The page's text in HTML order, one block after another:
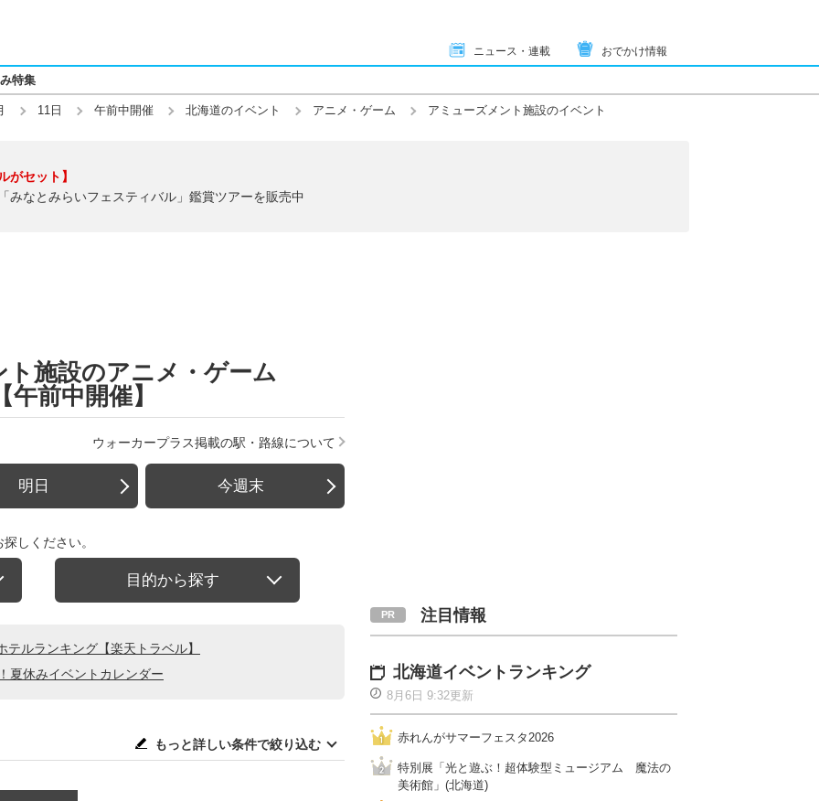
ニュース・連載 おでかけ情報
特集
11日 午前中開催 北海道のイベント アニメ・ゲーム アミューズメント施設のイベント
がセット】
みなとみらいフェスティバル」鑑賞ツアーを販売中
施設のアニメ・ゲーム
前中開催】
ウォーカープラス掲載の駅・路線について
明日 今週末
しください。
目的から探す
ルランキング【楽天トラベル】
夏休みイベントカレンダー
もっと詳しい条件で絞り込む
注目情報
北海道イベントランキング
8月6日 9:32更新
赤れんがサマーフェスタ2026
特別展「光と遊ぶ！超体験型ミュージアム 魔法の
美術館」(北海道)